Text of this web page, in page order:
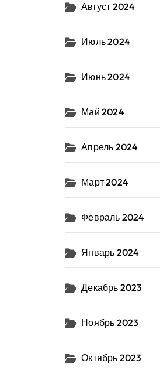
Август 2024
Июль 2024
Июнь 2024
Май 2024
Апрель 2024
Март 2024
Февраль 2024
Январь 2024
Декабрь 2023
Ноябрь 2023
Октябрь 2023